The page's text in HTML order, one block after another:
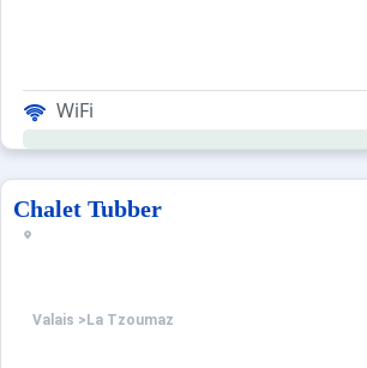
WiFi
Chalet Tubber
Valais > La Tzoumaz